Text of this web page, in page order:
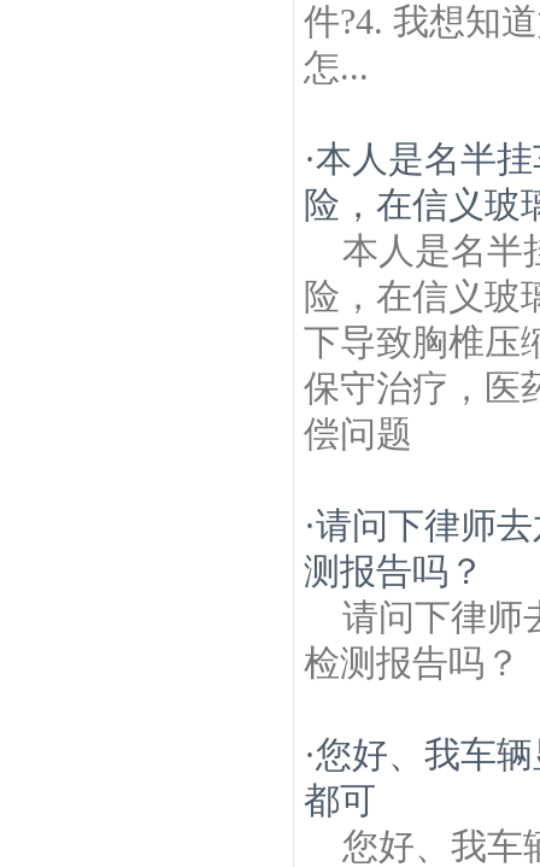
件?4. 我想知
怎...
·本人是名半
险，在信义玻
本人是名半
险，在信义玻
下导致胸椎压
保守治疗，医
偿问题
·请问下律师
测报告吗？
请问下律师
检测报告吗？
·您好、我车
都可
您好、我车